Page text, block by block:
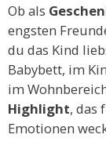
Ob als
engsten
du das Kind
Babybett, im
im
Highlight, das
Emotionen